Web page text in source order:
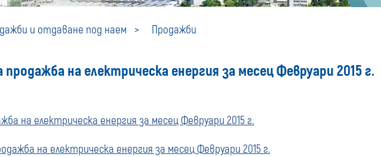
и отдаване под наем Продажби
Продажби
на електрическа енергия за месец Февруари 2015 г.
на електрическа енергия за месец Февруари 2015 г.
на електрическа енергия за месец Февруари 2015 г.